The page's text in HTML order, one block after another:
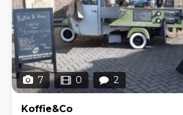
7 0 2
Koffie&Co